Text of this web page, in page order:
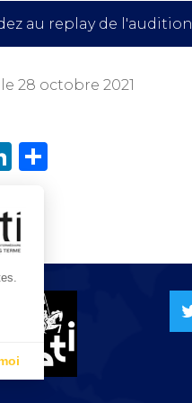
au replay de l'audition
le 28 octobre 2021
LinkedIn
vos Options